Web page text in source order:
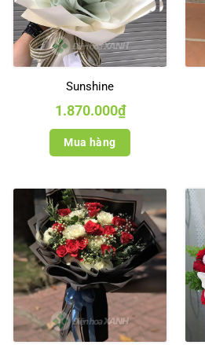
Sunshine
1.870.000₫
Mua hàng